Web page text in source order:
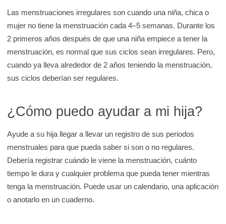
Las menstruaciones irregulares son cuando una niña, chica o
mujer no tiene la menstruación cada 4–5 semanas. Durante los
2 primeros años después de que una niña empiece a tener la
menstruación, es normal que sus ciclos sean irregulares. Pero,
cuando ya lleva alrededor de 2 años teniendo la menstruación,
sus ciclos deberían ser regulares.
¿Cómo puedo ayudar a mi hija?
Ayude a su hija llegar a llevar un registro de sus periodos
menstruales para que pueda saber si son o no regulares.
Debería registrar cuándo le viene la menstruación, cuánto
tiempo le dura y cualquier problema que pueda tener mientras
tenga la menstruación. Puede usar un calendario, una aplicación
o anotarlo en un cuaderno.